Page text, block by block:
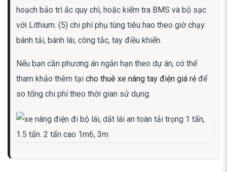
hoạch bảo trì ắc quy chì, hoặc kiểm tra BMS và bộ sạc
với Lithium. (5) chi phí phụ tùng tiêu hao theo giờ chạy:
bánh tải, bánh lái, công tắc, tay điều khiển.
Nếu bạn cần phương án ngắn hạn theo dự án, có thể
tham khảo thêm tại cho thuê xe nâng tay điện giá rẻ để
so tổng chi phí theo thời gian sử dụng.